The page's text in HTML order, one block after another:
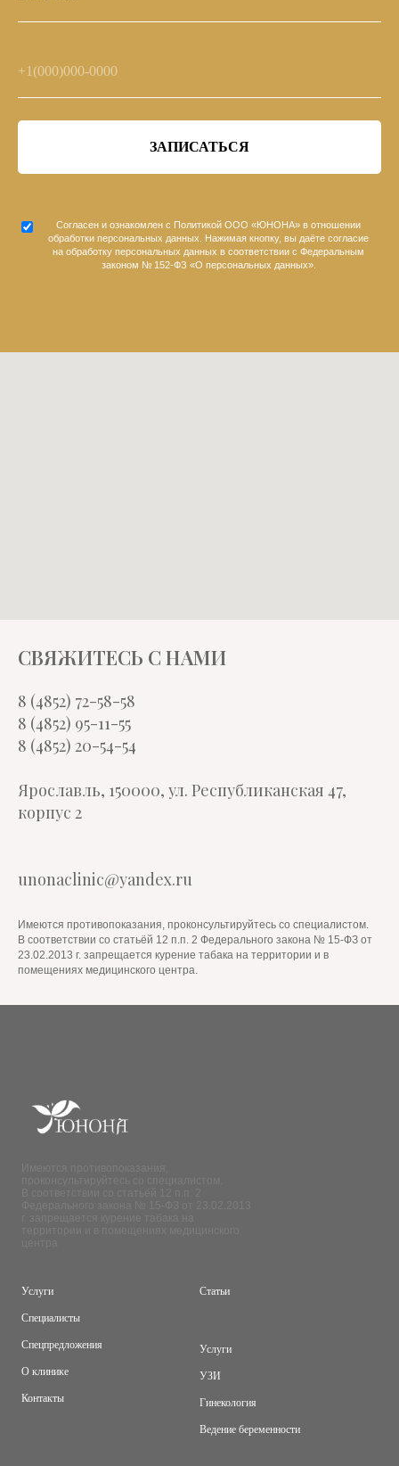
ЗАПИСАТЬСЯ
Согласен и ознакомлен с Политикой ООО «ЮНОНА» в отношении
обработки персональных данных. Нажимая кнопку, вы даёте согласие
на обработку персональных данных в соответствии с Федеральным
законом № 152-ФЗ «О персональных данных».
СВЯЖИТЕСЬ С НАМИ
8 (4852) 72-58-58
8 (4852) 95-11-55
8 (4852) 20-54-54
Ярославль, 150000, ул. Республиканская 47,
корпус 2
unonaclinic@yandex.ru
Имеются противопоказания, проконсультируйтесь со специалистом.
В соответствии со статьёй 12 п.п. 2 Федерального закона № 15-ФЗ от
23.02.2013 г. запрещается курение табака на территории и в
помещениях медицинского центра.
Услуги
Специалисты
Спецпредложения
О клинике
Контакты
Статьи
Услуги
УЗИ
Гинекология
Ведение беременности